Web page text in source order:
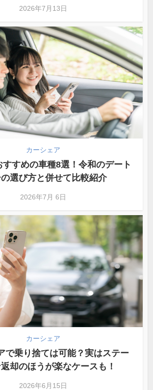
2026年7月13日
カーシェア
すすめの車種8選！令和のデート
選び方と併せて比較紹介
2026年7月 6日
カーシェア
で乗り捨ては可能？実はステー
却のほうが楽なケースも！
2026年6月15日